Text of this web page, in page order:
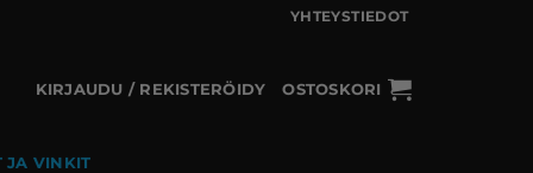
YHTEYSTIEDOT
KIRJAUDU / REKISTERÖIDY OSTOSKORI
JA VINKIT